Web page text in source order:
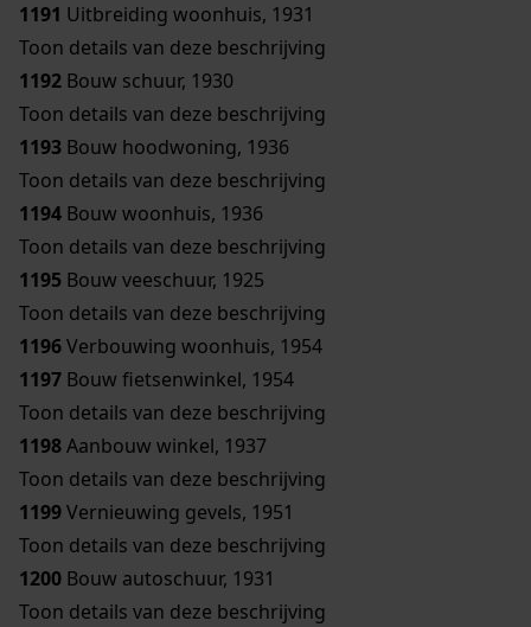
1191 Uitbreiding woonhuis, 1931
Toon details van deze beschrijving
1192 Bouw schuur, 1930
Toon details van deze beschrijving
1193 Bouw hoodwoning, 1936
Toon details van deze beschrijving
1194 Bouw woonhuis, 1936
Toon details van deze beschrijving
1195 Bouw veeschuur, 1925
Toon details van deze beschrijving
1196Verbouwing woonhuis, 1954
1197 Bouw fietsenwinkel, 1954
Toon details van deze beschrijving
1198Aanbouw winkel, 1937
Toon details van deze beschrijving
1199Vernieuwing gevels, 1951
Toon details van deze beschrijving
1200 Bouw autoschuur, 1931
Toon details van deze beschrijving